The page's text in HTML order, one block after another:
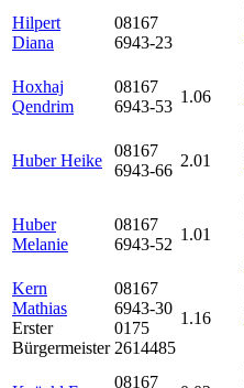
Hilpert
Diana
08167
6943-23
Hoxhaj
Qendrim
08167
6943-53
1.06
Huber Heike
08167
6943-66
2.01
Huber
Melanie
08167
6943-52
1.01
Kern
Mathias
Erster
Bürgermeister
08167
6943-30
0175
2614485
1.16
08167